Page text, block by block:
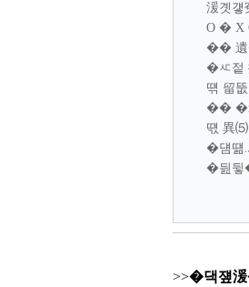
湲곗
O � X
�� 遺
�ㅼ젙
떆 留
��
떇 異
�덈떎
�딆뒿
>>�댁쟾